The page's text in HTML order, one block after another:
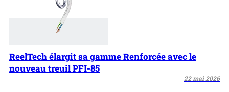
ReelTech élargit sa gamme Renforcée avec le
nouveau treuil PFI-85
22 mai 2026